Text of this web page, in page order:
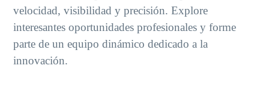
velocidad, visibilidad y precisión. Explore
interesantes oportunidades profesionales y forme
parte de un equipo dinámico dedicado a la
innovación.